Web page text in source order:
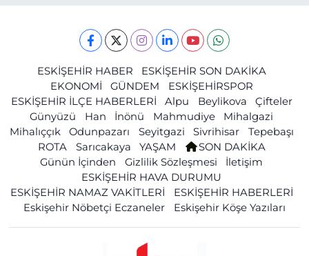
ESKİŞEHİR HABER
ESKİŞEHİR SON DAKİKA
EKONOMİ
GÜNDEM
ESKİŞEHİRSPOR
ESKİŞEHİR İLÇE HABERLERİ
Alpu Beylikova
Çifteler
Günyüzü
Han İnönü Mahmudiye
Mihalgazi
Mihalıççık
Odunpazarı Seyitgazi Sivrihisar
Tepebaşı
ROTA
Sarıcakaya YAŞAM
SON DAKİKA
Günün İçinden
Gizlilik Sözleşmesi
İletişim
ESKİŞEHİR HAVA DURUMU
ESKİŞEHİR NAMAZ VAKİTLERİ
ESKİŞEHİR HABERLERİ
Eskişehir Nöbetçi Eczaneler
Eskişehir Köşe Yazıları